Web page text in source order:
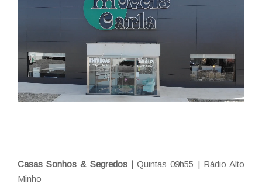
Casas Sonhos & Segredos |Quintas 09h55 | Rádio Alto
Minho